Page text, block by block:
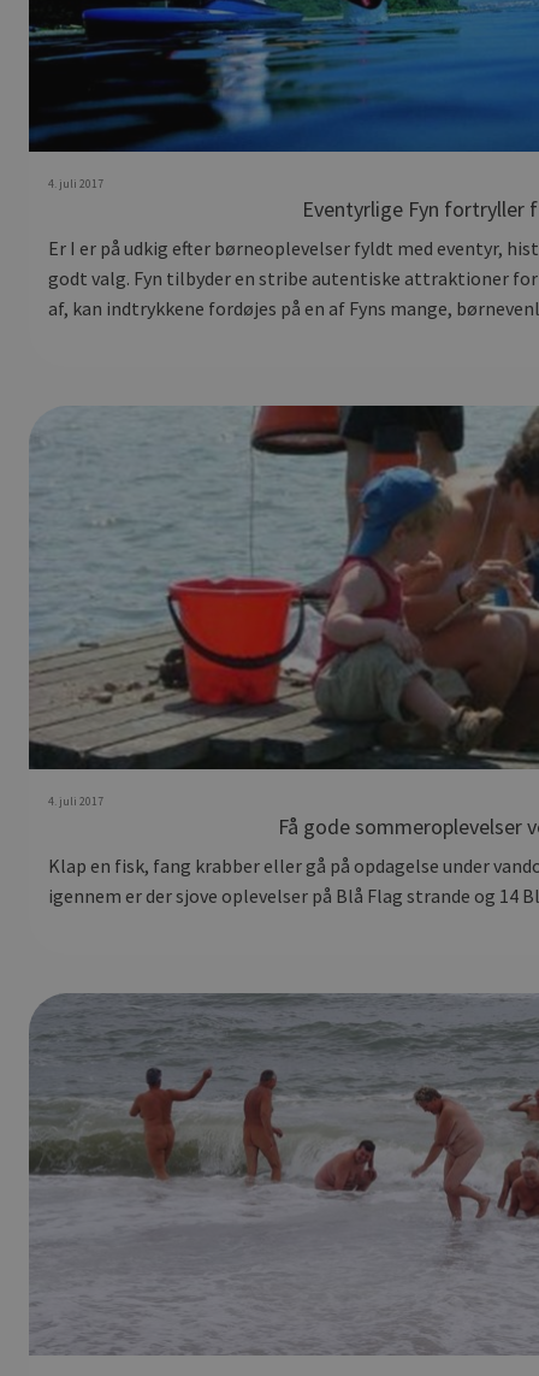
4. juli 2017
Eventyrlige Fyn fortryller
Er I er på udkig efter børneoplevelser fyldt med eventyr,
godt valg. Fyn tilbyder en stribe autentiske attraktioner for
af, kan indtrykkene fordøjes på en af Fyns mange,
4. juli 2017
Få gode sommeroplevelser
Klap en fisk, fang krabber eller gå på opdagelse under
igennem er der sjove oplevelser på Blå Flag strande og 14